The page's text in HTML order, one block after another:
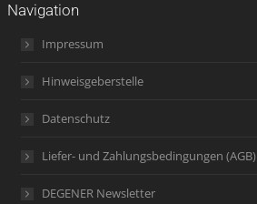
Navigation
Impressum
Hinweisgeberstelle
Datenschutz
Liefer- und Zahlungsbedingungen (AGB)
DEGENER Newsletter